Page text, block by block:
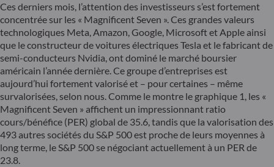
Ces derniers mois, l’attention des investisseurs s’est fortement
concentrée sur les « Magnificent Seven ». Ces grandes valeurs
technologiques Meta, Amazon, Google, Microsoft et Apple ainsi
que le constructeur de voitures électriques Tesla et le fabricant de
semi-conducteurs Nvidia, ont dominé le marché boursier
américain l’année dernière. Ce groupe d’entreprises est
aujourd’hui fortement valorisé et – pour certaines – même
survalorisées, selon nous. Comme le montre le graphique 1, les «
Magnificent Seven » affichent un impressionnant ratio
cours/bénéfice (PER) global de 35.6, tandis que la valorisation des
493 autres sociétés du S&P 500 est proche de leurs moyennes à
long terme, le S&P 500 se négociant actuellement à un PER de
23.8.